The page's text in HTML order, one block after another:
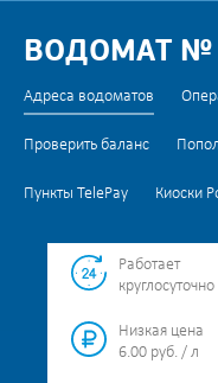
ВОДОМАТ №
Адреса водоматов
Проверить баланс
Пункты TelePay Киоски
Работает
круглосуточно
Низкая цена
6.00 руб. / л